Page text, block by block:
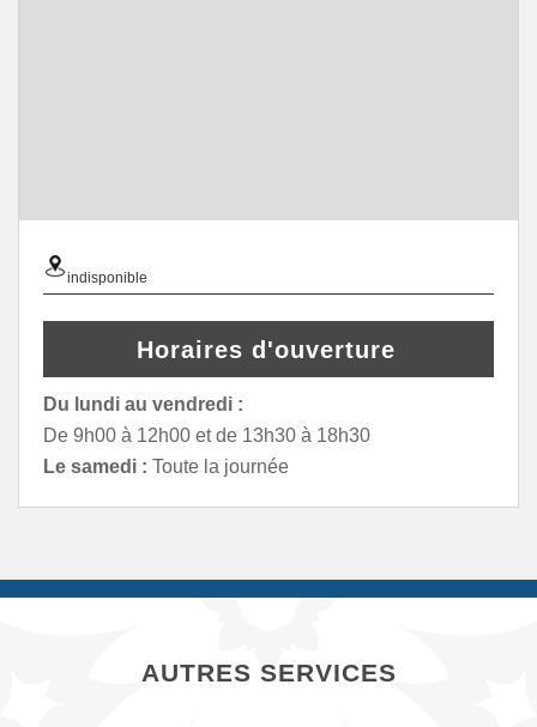
indisponible
Horaires d'ouverture
Du lundi au vendredi :
De 9h00 à 12h00 et de 13h30 à 18h30
Le samedi : Toute la journée
AUTRES SERVICES